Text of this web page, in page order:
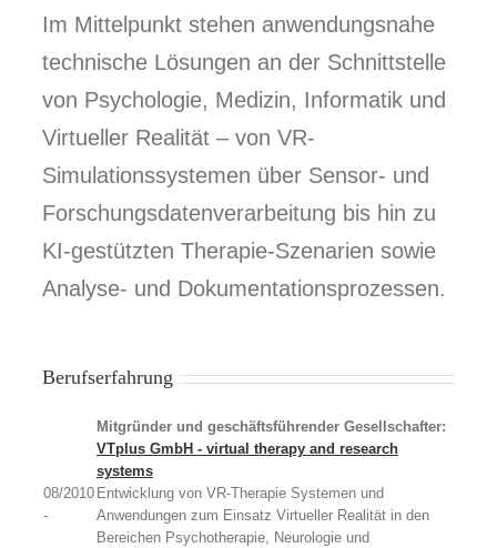
Im Mittelpunkt stehen anwendungsnahe
technische Lösungen an der Schnittstelle
von Psychologie, Medizin, Informatik und
Virtueller Realität – von VR-
Simulationssystemen über Sensor- und
Forschungsdatenverarbeitung bis hin zu
KI-gestützten Therapie-Szenarien sowie
Analyse- und Dokumentationsprozessen.
Berufserfahrung
08/2010
-
Mitgründer und geschäftsführender Gesellschafter:
VTplus GmbH - virtual therapy and research
systems
Entwicklung von VR-Therapie Systemen und
Anwendungen zum Einsatz Virtueller Realität in den
Bereichen Psychotherapie, Neurologie und